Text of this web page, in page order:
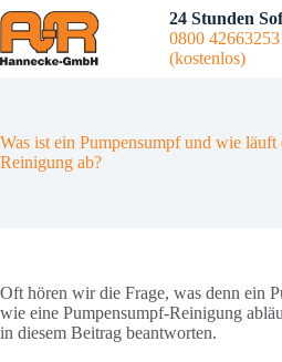
Zum
Inhalt
springen
24 Stunden
0800 42663253
(kostenlos)
Was ist ein Pumpensumpf und wie läuft
Reinigung ab?
Oft hören wir die Frage, was denn ein
wie eine Pumpensumpf-Reinigung
in diesem Beitrag beantworten.